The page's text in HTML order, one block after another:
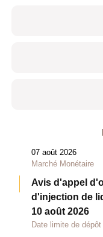
07 août 2026
Marché Monétaire
Avis d'appel
d'injection de
10 août 2026
Date limite de